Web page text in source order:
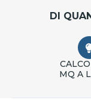
DI
MQ A